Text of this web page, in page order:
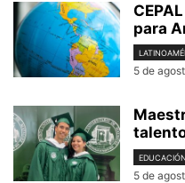
para
5 de
EDUCACIÓN
5 de